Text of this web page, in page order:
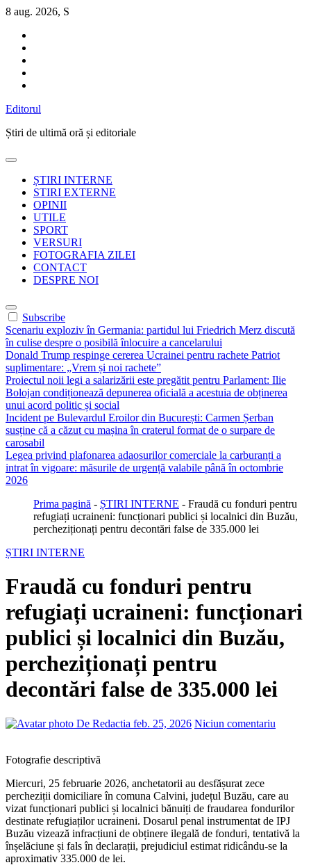
Sari
conținut
8 aug. 2026, S
Editorul
Știri de ultimă oră și editoriale
ȘTIRI INTERNE
STIRI EXTERNE
OPINII
UTILE
SPORT
VERSURI
FOTOGRAFIA ZILEI
CONTACT
DESPRE NOI
Subscribe
Scenariu exploziv în Germania: partidul lui Friedrich Merz discută
în culise despre o posibilă înlocuire a cancelarului
Donald Trump respinge cererea Ucrainei pentru rachete Patriot
suplimentare: „Vrem și noi rachete”
Proiectul noii legi a salarizării este pregătit pentru Parlament: Ilie
Bolojan condiționează depunerea oficială a acestuia de obținerea
unui acord politic și social
Incident pe Bulevardul Eroilor din București: Carmen Șerban
susține că a căzut cu mașina în craterul format de o surpare de
carosabil
Legea privind plafonarea adaosurilor comerciale la carburanți a
intrat în vigoare: măsurile de urgență valabile până în octombrie
2026
Prima pagină - ȘTIRI INTERNE - Fraudă cu fonduri pentru
refugiați ucraineni: funcționari publici și localnici din Buzău,
percheziționați pentru decontări false de 335.000 lei
ȘTIRI INTERNE
Fraudă cu fonduri pentru
refugiați ucraineni: funcționari
publici și localnici din Buzău,
percheziționați pentru
decontări false de 335.000 lei
De Redactia feb. 25, 2026 Niciun comentariu
Fotografie descriptivă
Miercuri, 25 februarie 2026, anchetatorii au desfășurat zece
percheziții domiciliare în comuna Calvini, județul Buzău, care au
vizat funcționari publici și localnici bănuiți de fraudarea fondurilor
destinate refugiaților ucraineni. Dosarul penal instrumentat de IPJ
Buzău vizează infracțiuni de obținere ilegală de fonduri, tentativă la
înșelăciune și fals în declarații, prejudiciul estimat ridicându-se la
aproximativ 335.000 de lei.